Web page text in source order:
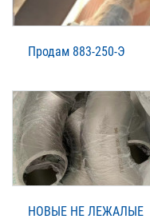
Продам 883-250-Э
НОВЫЕ НЕ ЛЕЖАЛЫЕ